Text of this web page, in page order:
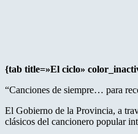
{tab title=»El ciclo»
“Canciones de siempre… para
El Gobierno de la Provincia, a
clásicos del cancionero popular